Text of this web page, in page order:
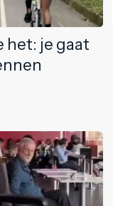
het: je gaat